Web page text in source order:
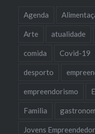
Agenda
Arte atualidade
comida Covid-19
desporto
empreendorismo
Familia
Jovens